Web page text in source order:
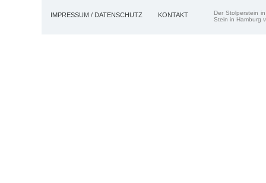
IMPRESSUM / DATENSCHUTZ KONTAKT
Der Stolperstein
Stein in Hamburg